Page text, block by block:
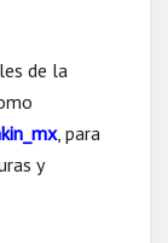
de la
, para
y